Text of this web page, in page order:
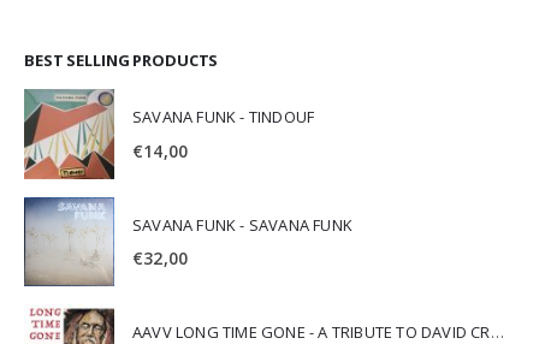
BEST SELLING PRODUCTS
SAVANA FUNK - TINDOUF
€14,00
SAVANA FUNK - SAVANA FUNK
€32,00
AAVV LONG TIME GONE - A TRIBUTE TO DAVID CROSBY